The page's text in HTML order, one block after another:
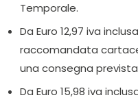
Temporale.
Da Euro 12,97 iva
raccomandata
una consegna
Da Euro 15,98 iva